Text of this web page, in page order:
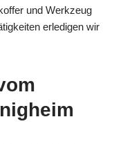
und Werkzeug
erledigen wir